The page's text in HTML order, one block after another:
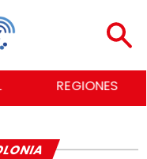
REGIONES